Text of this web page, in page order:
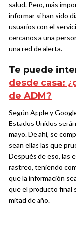
salud. Pero, más
informar si han sido
usuarios con el
cercanos a una
una red de alerta.
Te puede
desde casa:
de ADM?
Según Apple y
Estados Unidos
mayo. De ahí, se
sean ellas las que
Después de eso, las
rastreo, teniendo
que la información
que el producto final
mitad de año.